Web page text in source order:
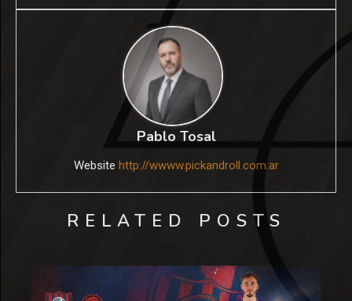
Pablo Tosal
Website http://wwww.pickandroll.com.ar
RELATED POSTS